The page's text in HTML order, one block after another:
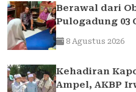
Berawal dari
Pulogadung 03
untuk Siswa
8 Agustus 2026
Kehadiran
Ampel, AKBP